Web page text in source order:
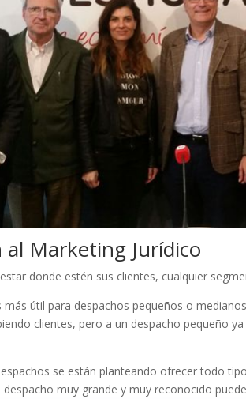
Marketing Jurídico
donde estén sus clientes, cualquier
más útil para despachos pequeños o
clientes, pero a un despacho pequeño
se están planteando ofrecer todo
muy grande y muy reconocido